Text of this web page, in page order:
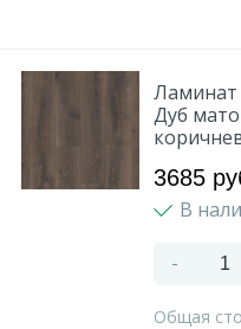
Ламинат
Дуб
3685
В
-
Общая